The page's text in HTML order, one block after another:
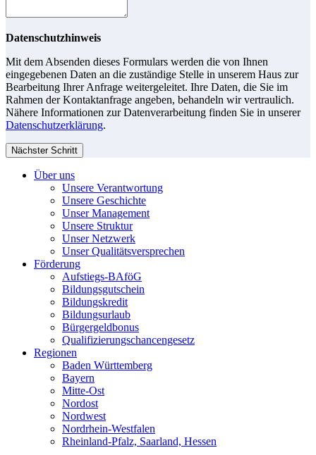
Datenschutzhinweis
Mit dem Absenden dieses Formulars werden die von Ihnen
eingegebenen Daten an die zuständige Stelle in unserem Haus zur
Bearbeitung Ihrer Anfrage weitergeleitet. Ihre Daten, die Sie im
Rahmen der Kontaktanfrage angeben, behandeln wir vertraulich.
Nähere Informationen zur Datenverarbeitung finden Sie in unserer
Datenschutzerklärung.
Nächster Schritt
Über uns
Unsere Verantwortung
Unsere Geschichte
Unser Management
Unsere Struktur
Unser Netzwerk
Unser Qualitätsversprechen
Förderung
Aufstiegs-BAföG
Bildungsgutschein
Bildungskredit
Bildungsurlaub
Bürgergeldbonus
Qualifizierungschancengesetz
Regionen
Baden Württemberg
Bayern
Mitte-Ost
Nordost
Nordwest
Nordrhein-Westfalen
Rheinland-Pfalz, Saarland, Hessen